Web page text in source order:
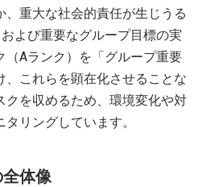
、重大な社会的責任が生じうる
よび重要なグループ目標の実
（Aランク）を「グループ重要
、これらを顕在化させることな
クを収めるため、環境変化や対
リングしています。
体像